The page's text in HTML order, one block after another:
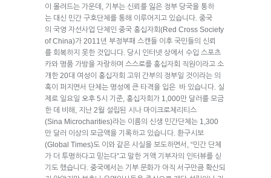
이 몰려드는 가운데, 기부는 신뢰를 잃은 정부 당국을 통하
는 대신 민간 구호단체를 통해 이루어지고 있습니다. 중국
의 국영 자선사업 단체인 중국 홍십자회(Red Cross Society
of China)가 2011년 부정부패 스캔들 이후 국민들의 신뢰
를 회복하지 못한 것입니다. 당시 인터넷 상에서 수입 스포츠
카와 명품 가방을 자랑하며 스스로를 홍십자회 직원이라고 소
개한 20대 여성이 홍십자회 고위 간부의 정부일 것이라는 의
혹이 퍼지면서 단체는 명성에 큰 타격을 입은 바 있습니다. 실
제로 일요일 오후 5시 기준, 홍십자회가 1,000만 달러를 모금
한 데 비해, 지난 2월 설립된 시나 마이크로체리티스
(Sina Microcharities)라는 이름의 신생 민간단체는 1,300
만 달러 이상의 모금액을 기록하고 있습니다. 환구시보
(Global Times)도 이와 같은 사실을 보도하면서, “민간 단체
가 더 투명하다고 믿는다”고 말한 거액 기부자의 인터뷰를 싣
기도 했습니다. 중국에서는 기부 문화가 아직 서구만큼 확산되